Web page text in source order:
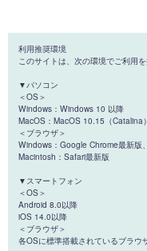
利用推奨環境
このサイトは、次の環境でご利用を
▼パソコン
＜OS＞
Windows：Windows 10 以降
MacOS：MacOS 10.15（Catalina
＜ブラウザ＞
Windows：Google Chrome最新版
Macintosh：Safari最新版
▼スマートフォン
＜OS＞
Android 8.0以降
iOS 14.0以降
＜ブラウザ＞
各OSに標準搭載されているブラウ